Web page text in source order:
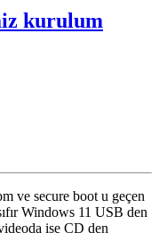
kurulum
ve secure boot u geçen
Windows 11 USB den
ise CD den